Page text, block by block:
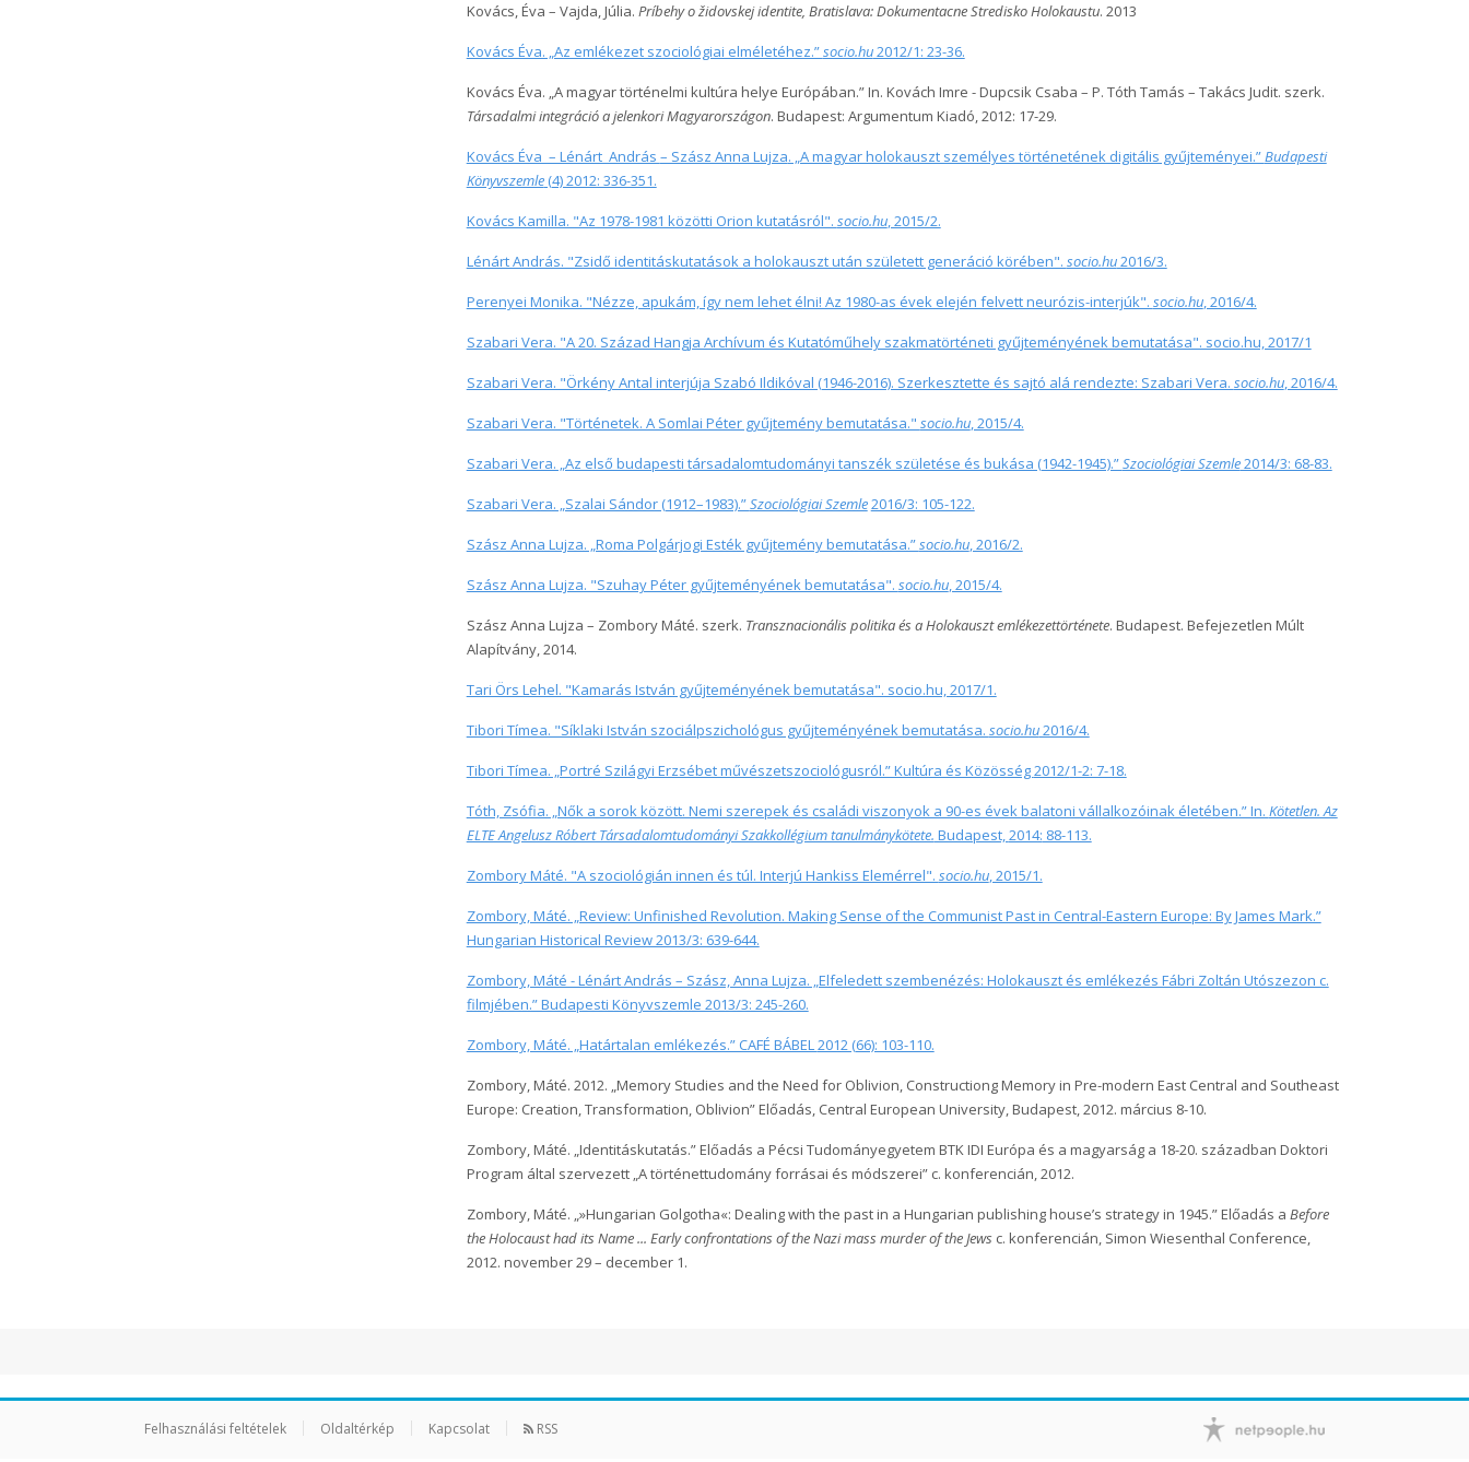
Kovács, Éva – Vajda, Júlia. Príbehy o židovskej identite, Bratislava: Dokumentacne Stredisko Holokaustu. 2013
Kovács Éva. „Az emlékezet szociológiai elméletéhez.”socio.hu2012/1: 23-36.
Kovács Éva. „A magyar történelmi kultúra helye Európában.” In. Kovách Imre - Dupcsik Csaba – P. Tóth Tamás – Takács Judit. szerk.
Társadalmi integráció a jelenkori Magyarországon. Budapest: Argumentum Kiadó,2012: 17-29.
Kovács Éva – Lénárt András – Szász Anna Lujza. „A magyar holokauszt személyes történetének digitális gyűjteményei.”Budapesti
Könyvszemle(4) 2012: 336-351.
Kovács Kamilla. "Az 1978-1981 közötti Orion kutatásról". socio.hu, 2015/2.
Lénárt András. "Zsidő identitáskutatások a holokauszt után született generáció körében". socio.hu2016/3.
Perenyei Monika. "Nézze, apukám, így nem lehet élni! Az 1980-as évek elején felvett neurózis-interjúk". socio.hu, 2016/4.
Szabari Vera. "A 20. Század Hangja Archívum és Kutatóműhely szakmatörténeti gyűjteményének bemutatása". socio.hu, 2017/1
Szabari Vera. "Örkény Antal interjúja Szabó Ildikóval (1946-2016). Szerkesztette és sajtó alá rendezte: Szabari Vera. socio.hu, 2016/4.
Szabari Vera. "Történetek. A Somlai Péter gyűjtemény bemutatása." socio.hu, 2015/4.
Szabari Vera. „Az első budapesti társadalomtudományi tanszék születése és bukása (1942-1945).”Szociológiai Szemle2014/3: 68-83.
Szabari Vera. „Szalai Sándor (1912–1983).”Szociológiai Szemle2016/3: 105-122.
Szász Anna Lujza. „Roma Polgárjogi Esték gyűjtemény bemutatása.”socio.hu, 2016/2.
Szász Anna Lujza. "Szuhay Péter gyűjteményének bemutatása". socio.hu, 2015/4.
Szász Anna Lujza – Zombory Máté. szerk. Transznacionális politika és a Holokauszt emlékezettörténete. Budapest. Befejezetlen Múlt
Alapítvány,2014.
Tari Örs Lehel. "Kamarás István gyűjteményének bemutatása". socio.hu, 2017/1.
Tibori Tímea. "Síklaki István szociálpszichológus gyűjteményének bemutatása. socio.hu2016/4.
Tibori Tímea. „Portré Szilágyi Erzsébet művészetszociológusról.” Kultúra és Közösség2012/1-2: 7-18.
Tóth, Zsófia. „Nők a sorok között. Nemi szerepek és családi viszonyok a 90-es évek balatoni vállalkozóinak életében.” In. Kötetlen. Az
ELTE Angelusz Róbert Társadalomtudományi Szakkollégium tanulmánykötete. Budapest,2014: 88-113.
Zombory Máté. "A szociológián innen és túl. Interjú Hankiss Elemérrel". socio.hu, 2015/1.
Zombory, Máté. „Review: Unfinished Revolution. Making Sense of the Communist Past in Central-Eastern Europe: By James Mark.”
Hungarian Historical Review 2013/3: 639-644.
Zombory, Máté - Lénárt András – Szász, Anna Lujza. „Elfeledett szembenézés: Holokauszt és emlékezés Fábri Zoltán Utószezon c.
filmjében.” Budapesti Könyvszemle 2013/3: 245-260.
Zombory, Máté. „Határtalan emlékezés.” CAFÉ BÁBEL2012 (66): 103-110.
Zombory, Máté. 2012. „Memory Studies and the Need for Oblivion, Constructiong Memory in Pre-modern East Central and Southeast
Europe: Creation, Transformation, Oblivion” Előadás, Central European University, Budapest, 2012. március 8-10.
Zombory, Máté. „Identitáskutatás.” Előadás a Pécsi Tudományegyetem BTK IDI Európa és a magyarság a 18-20. században Doktori
Program által szervezett „A történettudomány forrásai és módszerei” c. konferencián, 2012.
Zombory, Máté. „»Hungarian Golgotha«: Dealing with the past in a Hungarian publishing house’s strategy in 1945.” Előadás a Before
the Holocaust had its Name ... Early confrontations of the Nazi mass murder of the Jewsc. konferencián, Simon Wiesenthal Conference,
2012. november 29 – december 1.
Felhasználási feltételek Oldaltérkép Kapcsolat RSS